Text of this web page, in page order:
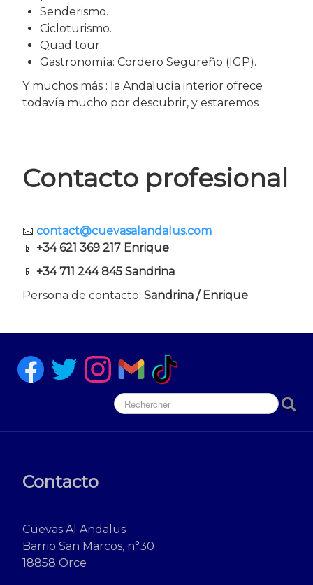
Senderismo.
Cicloturismo.
Quad tour.
Gastronomía: Cordero Segureño (IGP).
Y muchos más : la Andalucía interior ofrece
todavía mucho por descubrir, y estaremos
Contacto profesional
📧 contact@cuevasalandalus.com
📱 +34 621 369 217 Enrique
📱 +34 711 244 845 Sandrina
Persona de contacto: Sandrina / Enrique
Contacto
Cuevas Al Andalus
Barrio San Marcos, n°30
18858 Orce